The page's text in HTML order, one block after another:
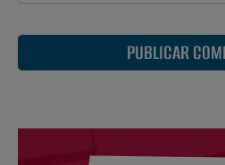
PUBLICAR